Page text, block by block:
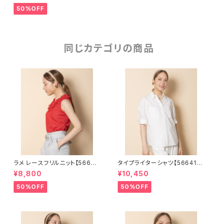
50%OFF
同じカテゴリの商品
ラメ レースフリルニット【56681
01】
¥8,800
50%OFF
タイプライターシャツ【566410
2】
¥10,450
50%OFF